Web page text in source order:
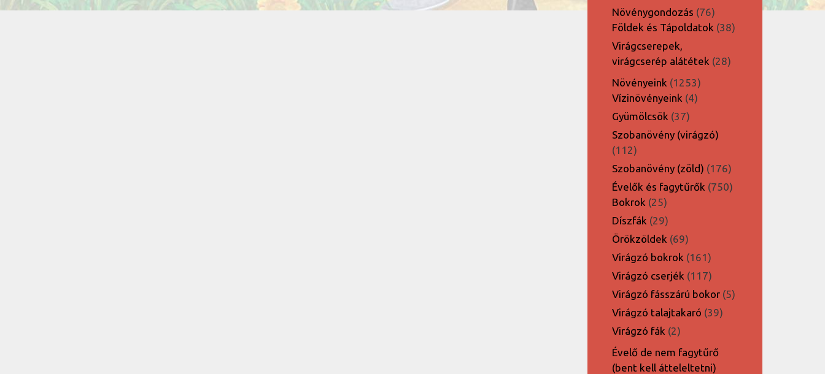
termék
Növénygondozás 7676
termék
Földek és Tápoldatok 3838
Virágcserepek,
virágcserép alátétek 2828
Növényeink 12531253
termék
Vízinövényeink 44
Gyümölcsök 3737
termék
Szobanövény (virágzó)
112112
termék
Szobanövény (zöld) 176176
termék
Évelők és fagytűrők 750750
Bokrok 2525
termék
Díszfák 2929
termék
Örökzöldek 6969
termék
Virágzó bokrok 161161
termék
Virágzó cserjék 117117
termék
Virágzó fásszárú bokor 55
Virágzó talajtakaró 3939
Virágzó fák 22
termék
Évelő de nem fagytűrő
(bent kell átteleltetni)